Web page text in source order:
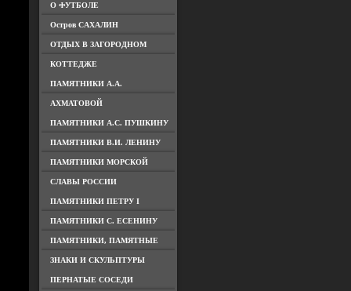
О ФУТБОЛЕ
Остров САХАЛИН
ОТДЫХ В ЗАГОРОДНОМ
КОТТЕДЖЕ
ПАМЯТНИКИ А.А.
АХМАТОВОЙ
ПАМЯТНИКИ А.С. ПУШКИНУ
ПАМЯТНИКИ В.И. ЛЕНИНУ
ПАМЯТНИКИ МОРСКОЙ
СЛАВЫ РОССИИ
ПАМЯТНИКИ ПЕТРУ I
ПАМЯТНИКИ С. ЕСЕНИНУ
ПАМЯТНИКИ, ПАМЯТНЫЕ
ЗНАКИ И СКУЛЬПТУРЫ
ПЕРНАТЫЕ СОСЕДИ